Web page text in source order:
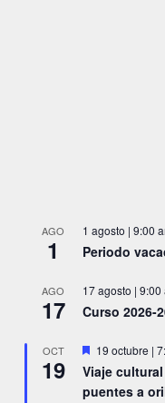
AGO
1
1 agosto | 9:00
Periodo
AGO
17
17 agosto | 9:00
Curso 2026-
OCT
19
Destacado
19 octubre |
Viaje
puentes a